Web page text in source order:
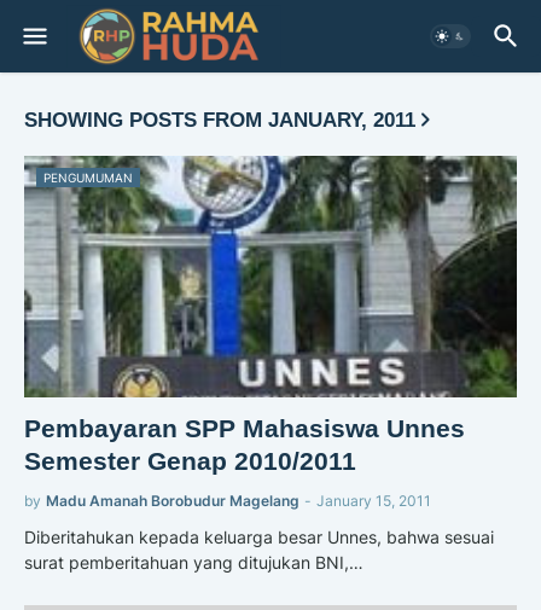
SHOWING POSTS FROM JANUARY, 2011
PENGUMUMAN
Pembayaran SPP Mahasiswa Unnes
Semester Genap 2010/2011
by Madu Amanah Borobudur Magelang - January 15, 2011
Diberitahukan kepada keluarga besar Unnes, bahwa sesuai
surat pemberitahuan yang ditujukan BNI,…